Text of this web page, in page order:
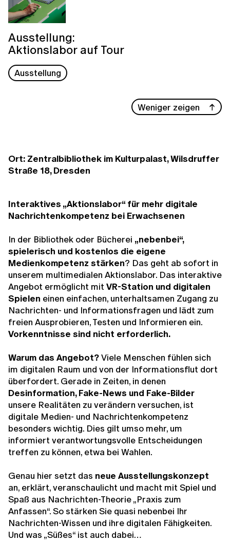
Ausstellung:
Aktionslabor auf Tour
Ausstellung
Weniger zeigen
Ort: Zentralbibliothek im Kulturpalast, Wilsdruffer
Straße 18, Dresden
Interaktives „Aktionslabor“ für mehr digitale
Nachrichtenkompetenz bei Erwachsenen
In der Bibliothek oder Bücherei „nebenbei“,
spielerisch und kostenlos die eigene
Medienkompetenz stärken? Das geht ab sofort in
unserem multimedialen Aktionslabor. Das interaktive
Angebot ermöglicht mitVR-Station und digitalen
Spielen einen einfachen, unterhaltsamen Zugang zu
Nachrichten- und Informationsfragen und lädt zum
freien Ausprobieren, Testen und Informieren ein.
Vorkenntnisse sind nicht erforderlich.
Warum das Angebot?Viele Menschen fühlen sich
im digitalen Raum und von der Informationsflut dort
überfordert. Gerade in Zeiten, in denen
Desinformation, Fake-News und Fake-Bilder
unsere Realitäten zu verändern versuchen, ist
digitale Medien- und Nachrichtenkompetenz
besonders wichtig. Dies gilt umso mehr, um
informiert verantwortungsvolle Entscheidungen
treffen zu können, etwa bei Wahlen.
Genau hier setzt das neue Ausstellungskonzept
an, erklärt, veranschaulicht und macht mit Spiel und
Spaß aus Nachrichten-Theorie „Praxis zum
Anfassen“. So stärken Sie quasi nebenbei Ihr
Nachrichten-Wissen und ihre digitalen Fähigkeiten.
Und was „Süßes“ ist auch dabei…